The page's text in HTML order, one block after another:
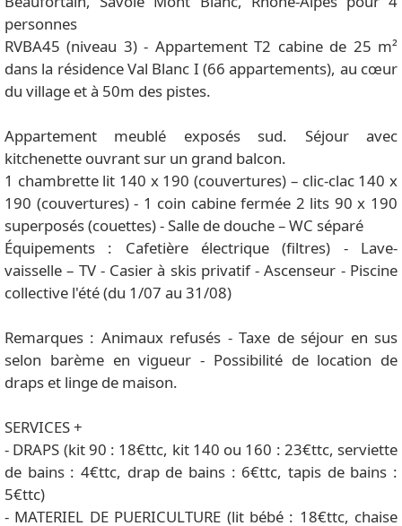
personnes
RVBA45 (niveau 3) - Appartement T2 cabine de 25 m²
dans la résidence Val Blanc I (66 appartements), au cœur
du village et à 50m des pistes.
Appartement meublé exposés sud. Séjour avec
kitchenette ouvrant sur un grand balcon.
1 chambrette lit 140 x 190 (couvertures) – clic-clac 140 x
190 (couvertures) - 1 coin cabine fermée 2 lits 90 x 190
superposés (couettes) - Salle de douche – WC séparé
Équipements : Cafetière électrique (filtres) - Lave-
vaisselle – TV - Casier à skis privatif - Ascenseur - Piscine
collective l'été (du 1/07 au 31/08)
Remarques : Animaux refusés - Taxe de séjour en sus
selon barème en vigueur - Possibilité de location de
draps et linge de maison.
SERVICES +
- DRAPS (kit 90 : 18€ttc, kit 140 ou 160 : 23€ttc, serviette
de bains : 4€ttc, drap de bains : 6€ttc, tapis de bains :
5€ttc)
- MATERIEL DE PUERICULTURE (lit bébé : 18€ttc, chaise